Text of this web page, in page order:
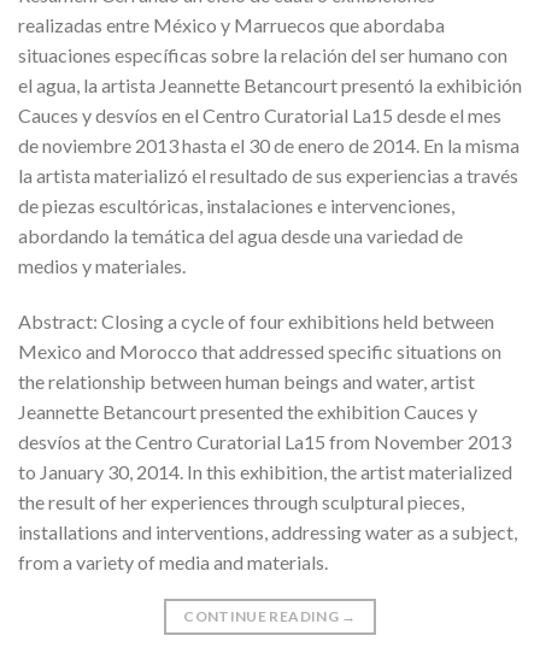
realizadas entre México y Marruecos que abordaba
situaciones específicas sobre la relación del ser humano con
el agua, la artista Jeannette Betancourt presentó la exhibición
Cauces y desvíos en el Centro Curatorial La15 desde el mes
de noviembre 2013 hasta el 30 de enero de 2014. En la misma
la artista materializó el resultado de sus experiencias a través
de piezas escultóricas, instalaciones e intervenciones,
abordando la temática del agua desde una variedad de
medios y materiales.
Abstract: Closing a cycle of four exhibitions held between
Mexico and Morocco that addressed specific situations on
the relationship between human beings and water, artist
Jeannette Betancourt presented the exhibition Cauces y
desvíos at the Centro Curatorial La15 from November 2013
to January 30, 2014. In this exhibition, the artist materialized
the result of her experiences through sculptural pieces,
installations and interventions, addressing water as a subject,
from a variety of media and materials.
CONTINUE READING →